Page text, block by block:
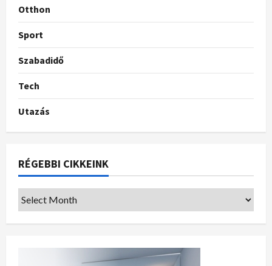
Otthon
Sport
Szabadidő
Tech
Utazás
RÉGEBBI CIKKEINK